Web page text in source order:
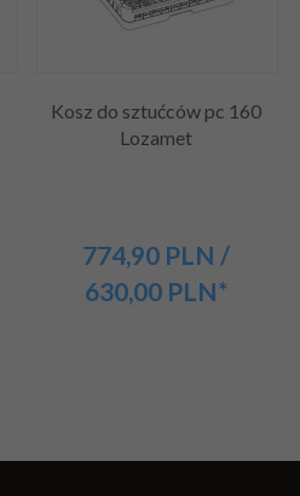
Kosz do sztućców pc 160
Lozamet
774,90 PLN /
630,00 PLN*